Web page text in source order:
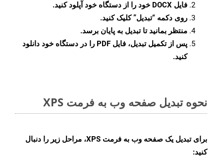
فایل DOCX خود را از دستگاه خود آپلود کنید.
روی دکمه “تبدیل”کلیک کنید.
منتظر بمانید تا تبدیل به پایان برسد.
پس از تکمیل تبدیل، فایل PDF را در دستگاه خود دانلود
کنید.
نحوه تبدیل صفحه وب به فرمت XPS
برای تبدیل یک صفحه وب به فرمت XPS، مراحل زیر را دنبال
کنید: